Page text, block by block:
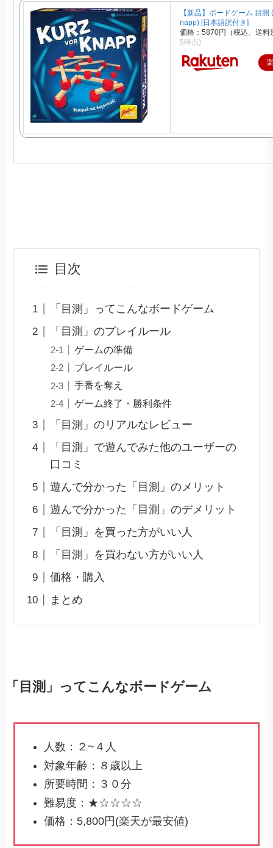
【新品】ボードゲーム 目測
napp) [日本語訳付き]
価格：5870円（税込、送
5時点)
目次
「目測」ってこんなボードゲーム
「目測」のプレイルール
ゲームの準備
プレイルール
手番を奪え
ゲーム終了・勝利条件
「目測」のリアルなレビュー
「目測」で遊んでみた他のユーザーの
口コミ
遊んで分かった「目測」のメリット
遊んで分かった「目測」のデメリット
「目測」を買った方がいい人
「目測」を買わない方がいい人
価格・購入
まとめ
「目測」ってこんなボードゲーム
人数：２~４人
対象年齢：８歳以上
所要時間：３０分
難易度：★☆☆☆☆
価格：5,800円(楽天が最安値)